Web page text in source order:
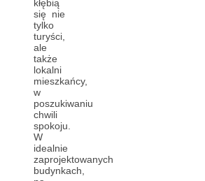
kłębią
się nie
tylko
turyści,
ale
także
lokalni
mieszkańcy,
w
poszukiwaniu
chwili
spokoju.
W
idealnie
zaprojektowanych
budynkach,